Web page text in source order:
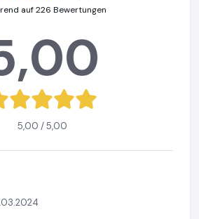
auf 226 Bewertungen
5,00 / 5,00